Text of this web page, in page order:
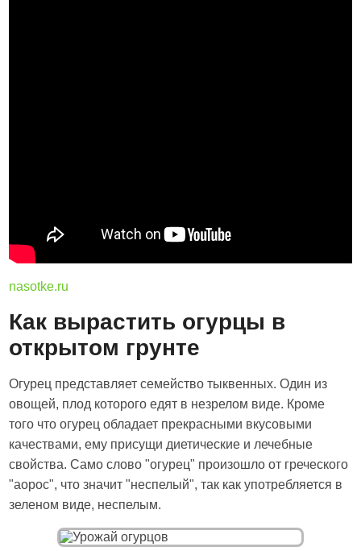
nasotke.ru
Как вырастить огурцы в
открытом грунте
Огурец представляет семейство тыквенных. Один из
овощей, плод которого едят в незрелом виде. Кроме
того что огурец обладает прекрасными вкусовыми
качествами, ему присущи диетические и лечебные
свойства. Само слово "огурец" произошло от греческого
"аорос", что значит "неспелый", так как употребляется в
зеленом виде, неспелым.